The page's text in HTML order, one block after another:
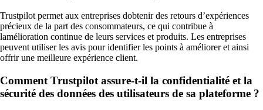
Trustpilot permet aux entreprises dobtenir des retours d’expériences
précieux de la part des consommateurs, ce qui contribue à
lamélioration continue de leurs services et produits. Les entreprises
peuvent utiliser les avis pour identifier les points à améliorer et ainsi
offrir une meilleure expérience client.
Comment Trustpilot assure-t-il la confidentialité et la
sécurité des données des utilisateurs de sa plateforme ?